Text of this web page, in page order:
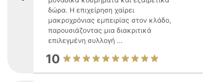
δώρα. Η επιχείρηση χαίρει
μακροχρόνιας εμπειρίας στον κλάδο,
παρουσιάζοντας μια διακριτικά
επιλεγμένη συλλογή ...
10